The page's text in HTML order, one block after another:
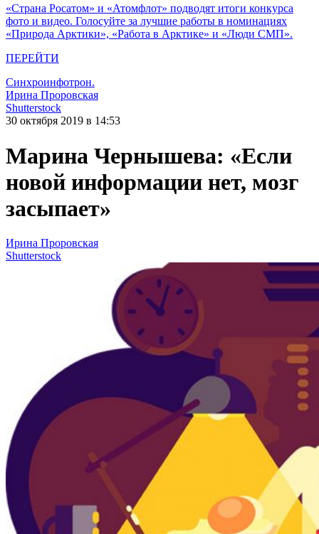
«Страна Росатом» и «Атомфлот» подводят итоги конкурса
фото и видео. Голосуйте за лучшие работы в номинациях
«Природа Арктики», «Работа в Арктике» и «Люди СМП».
ПЕРЕЙТИ
Синхроинфотрон.
Ирина Проровская
Shutterstock
30 октября 2019 в 14:53
Марина Чернышева: «Если
новой информации нет, мозг
засыпает»
Ирина Проровская
Shutterstock